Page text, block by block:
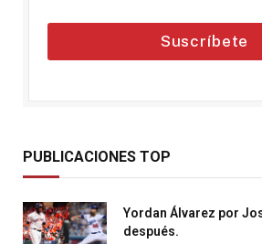
Suscríbete
PUBLICACIONES TOP
Yordan Álvarez por
después.